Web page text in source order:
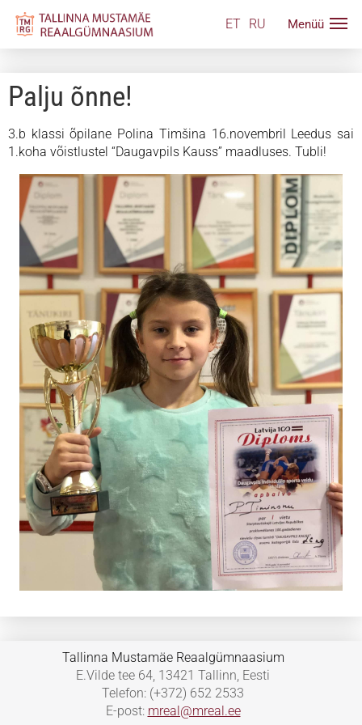
ET RU
Palju õnne!
3.b klassi õpilane Polina Timšina 16.novembril Leedus sai
1.koha võistlustel “Daugavpils Kauss” maadluses. Tubli!
Tallinna Mustamäe Reaalgümnaasium
E.Vilde tee 64, 13421 Tallinn, Eesti
Telefon: (+372) 652 2533
E-post: mreal@mreal.ee